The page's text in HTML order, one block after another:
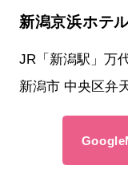
新潟京浜ホテ
JR「新潟駅」万
新潟市 中央区弁